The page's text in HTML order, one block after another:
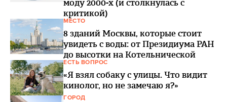
моду 2000-х (и столкнулась с
критикой)
МЕСТО
8 зданий Москвы, которые стоит
увидеть с воды: от Президиума РАН
до высотки на Котельнической
ЕСТЬ ВОПРОС
«Я взял собаку с улицы. Что видит
кинолог, но не замечаю я?»
ГОРОД